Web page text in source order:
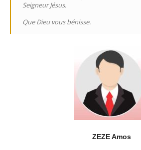
Seigneur Jésus.
Que Dieu vous bénisse.
ZEZE Amos